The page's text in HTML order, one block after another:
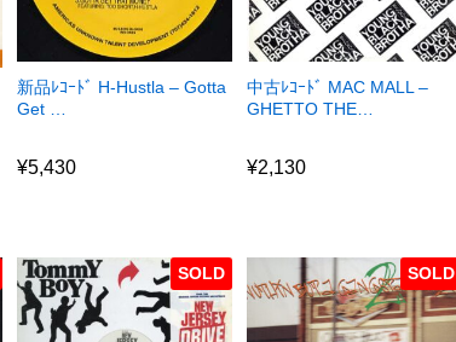
新品ﾚｺｰﾄﾞ H-Hustla – Gotta
Get …
¥5,430
中古ﾚｺｰﾄﾞ MAC MALL –
GHETTO THE…
¥2,130
SOLD SOLD